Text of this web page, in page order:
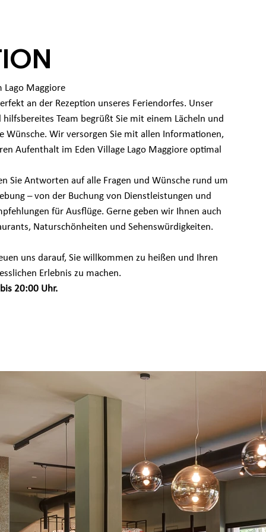
Lago Maggiore
an der Rezeption unseres Feriendorfes. Unser
Team begrüßt Sie mit einem Lächeln und
Wünsche. Wir versorgen Sie mit allen Informationen,
Aufenthalt im Eden Village Lago Maggiore optimal
Sie Antworten auf alle Fragen und Wünsche rund um
– von der Buchung von Dienstleistungen und
für Ausflüge. Gerne geben wir Ihnen auch
Naturschönheiten und Sehenswürdigkeiten.
uns darauf, Sie willkommen zu heißen und Ihren
Erlebnis zu machen.
20:00 Uhr.